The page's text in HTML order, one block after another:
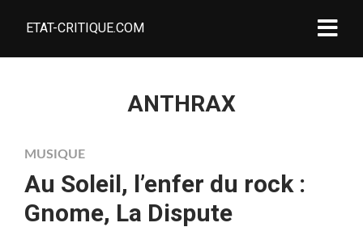
ETAT-CRITIQUE.COM
ANTHRAX
MUSIQUE
Au Soleil, l’enfer du rock :
Gnome, La Dispute